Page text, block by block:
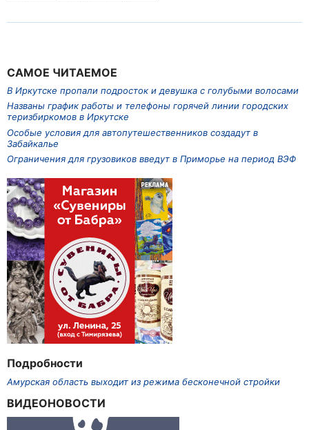
САМОЕ ЧИТАЕМОЕ
В Иркутске пропали подросток и девушка с голубыми волосами
Названы график работы и телефоны горячей линии городских
теризбиркомов в Иркутске
Особые условия для автопутешественников создадут в
Забайкалье
Ограничения для грузовиков введут в Приморье на период ВЭФ
Подробности
Амурская область выходит из режима бесконечной стройки
ВИДЕОНОВОСТИ